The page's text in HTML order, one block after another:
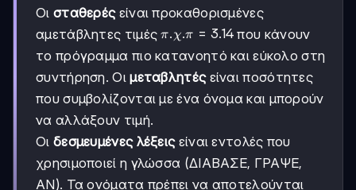
Οι σταθερέςείναι προκαθορισμένες
αμετάβλητες τιμέςπ.χ.
π=3.14
π.χ.π = 3.14 που κάνουν
το πρόγραμμα πιο κατανοητό και εύκολο στη
συντήρηση. Οιμεταβλητέςείναι ποσότητες
που συμβολίζονται με ένα όνομα και μπορούν
να αλλάξουν τιμή.
Οι δεσμευμένες λέξειςείναι εντολές που
χρησιμοποιεί η γλώσσα (ΔΙΑΒΑΣΕ, ΓΡΑΨΕ,
ΑΝ). Τα ονόματα πρέπει να αποτελούνται